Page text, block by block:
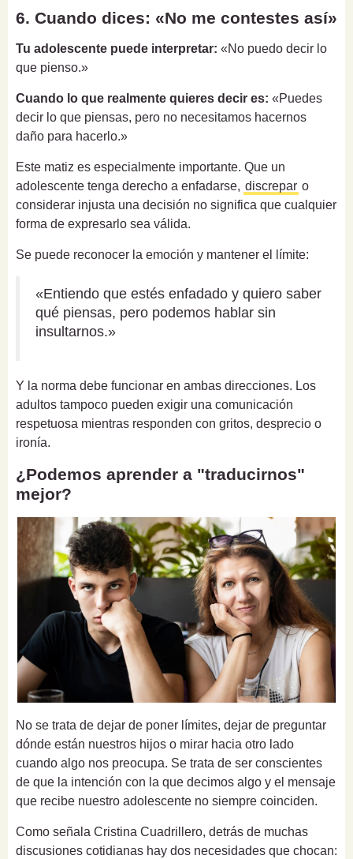
6. Cuando dices: «No me contestes así»
Tu adolescente puede interpretar: «No puedo decir lo
que pienso.»
Cuando lo que realmente quieres decir es: «Puedes
decir lo que piensas, pero no necesitamos hacernos
daño para hacerlo.»
Este matiz es especialmente importante. Que un
adolescente tenga derecho a enfadarse, discrepar o
considerar injusta una decisión no significa que cualquier
forma de expresarlo sea válida.
Se puede reconocer la emoción y mantener el límite:
«Entiendo que estés enfadado y quiero saber
qué piensas, pero podemos hablar sin
insultarnos.»
Y la norma debe funcionar en ambas direcciones. Los
adultos tampoco pueden exigir una comunicación
respetuosa mientras responden con gritos, desprecio o
ironía.
¿Podemos aprender a "traducirnos"
mejor?
No se trata de dejar de poner límites, dejar de preguntar
dónde están nuestros hijos o mirar hacia otro lado
cuando algo nos preocupa. Se trata de ser conscientes
de que la intención con la que decimos algo y el mensaje
que recibe nuestro adolescente no siempre coinciden.
Como señala Cristina Cuadrillero, detrás de muchas
discusiones cotidianas hay dos necesidades que chocan: